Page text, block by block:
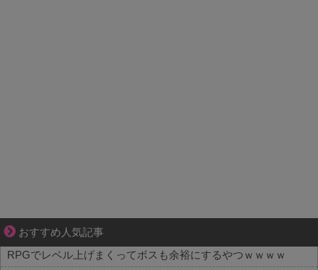
おすすめ人気記事
小さなすれ違いが、夫を追い詰めていく
RPGでレベル上げまくってボスも余裕にするやつｗｗｗｗ